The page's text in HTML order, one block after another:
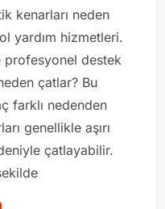
kenarları neden
yardım hizmetleri.
profesyonel destek
çatlar? Bu
farklı nedenden
genellikle aşırı
çatlayabilir.